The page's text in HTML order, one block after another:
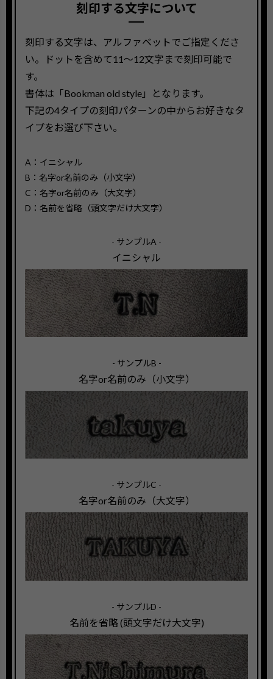
刻印する文字について
刻印する文字は、アルファベットでご指定くださ
い。ドットを含めて11〜12文字まで刻印可能で
す。
書体は「Bookman old style」となります。
下記の4タイプの刻印パターンの中からお好きなタ
イプをお選び下さい。
A：イニシャル
B：名字or名前のみ（小文字）
C：名字or名前のみ（大文字）
D：名前を省略（頭文字だけ大文字）
- サンプルA -
イニシャル
- サンプルB -
名字or名前のみ（小文字）
- サンプルC -
名字or名前のみ（大文字）
- サンプルD -
名前を省略 (頭文字だけ大文字)